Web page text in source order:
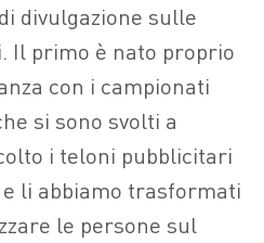
divulgazione sulle
Il primo è nato proprio
con i campionati
si sono svolti a
i teloni pubblicitari
li abbiamo trasformati
le persone sul